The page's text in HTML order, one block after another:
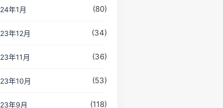
年1月 (80)
年12月 (34)
年11月 (36)
年10月 (53)
年9月 (118)